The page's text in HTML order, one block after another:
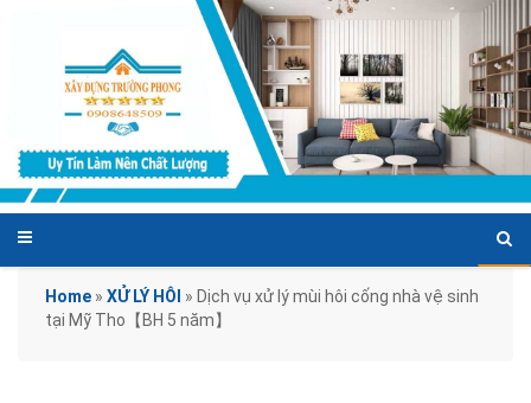
Home » XỬ LÝ HÔI » Dịch vụ xử lý mùi hôi cống nhà vệ sinh
tại Mỹ Tho【BH 5 năm】